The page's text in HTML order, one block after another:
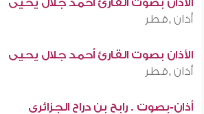
الأذان بصوت القارئ أحمد جلال يحيى
أذان ,قطر
الأذان بصوت القارئ أحمد جلال يحيى
أذان ,قطر
أذان-بصوت . رابح بن دراح الجزائري